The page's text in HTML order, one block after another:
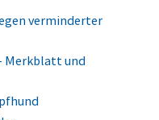
verminderter
Merkblatt und